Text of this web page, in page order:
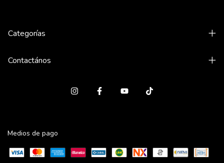
Categorías
Contactános
Medios de pago